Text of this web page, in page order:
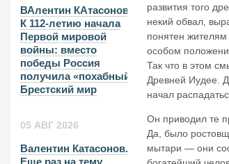
ВАлентин КАтасонов.
К 112-летию начала
Первой мировой
войны: вместо
победы Россия
получила «похабный»
Брестский мир
05 АВГ 2026
Валентин Катасонов.
развития того
некий обвал,
понятен
особом
Так что в этом
Древней Иудее.
начал
Он приводил те
Да, было
мытари — они